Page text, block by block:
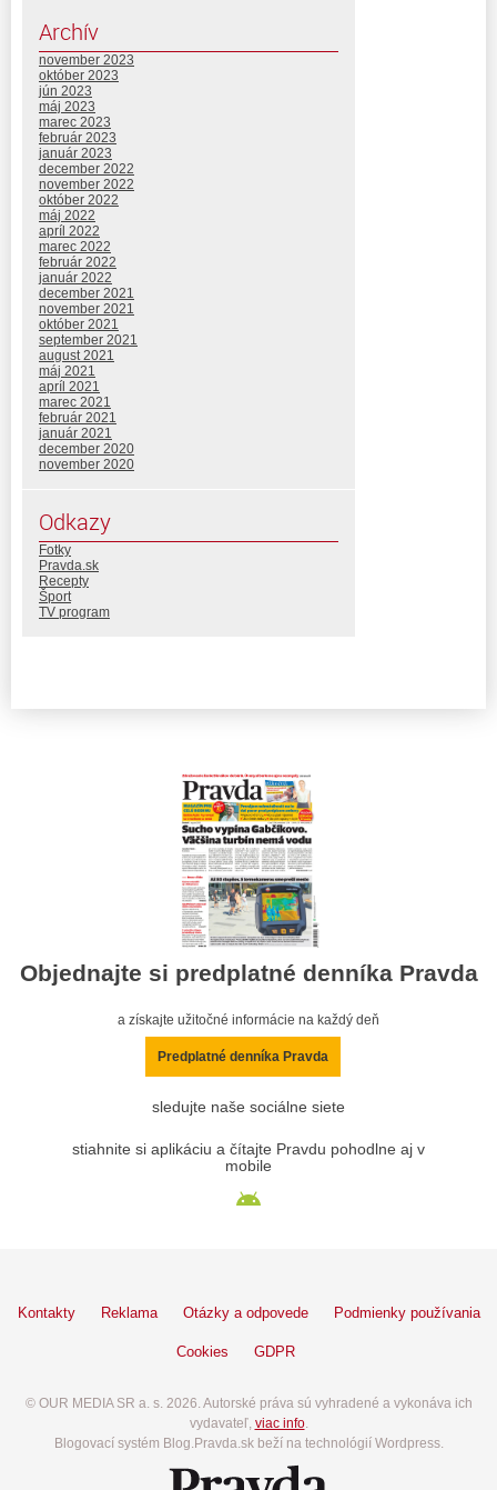
Archív
november 2023
október 2023
jún 2023
máj 2023
marec 2023
február 2023
január 2023
december 2022
november 2022
október 2022
máj 2022
apríl 2022
marec 2022
február 2022
január 2022
december 2021
november 2021
október 2021
september 2021
august 2021
máj 2021
apríl 2021
marec 2021
február 2021
január 2021
december 2020
november 2020
Odkazy
Fotky
Pravda.sk
Recepty
Šport
TV program
Objednajte si predplatné denníka Pravda
a získajte užitočné informácie na každý deň
Predplatné denníka Pravda
sledujte naše sociálne siete
stiahnite si aplikáciu a čítajte Pravdu pohodlne aj v
mobile
Kontakty Reklama Otázky a odpovede Podmienky používania
Cookies GDPR
© OUR MEDIA SR a. s. 2026. Autorské práva sú vyhradené a vykonáva ich
vydavateľ, viac info.
Blogovací systém Blog.Pravda.sk beží na technológií Wordpress.